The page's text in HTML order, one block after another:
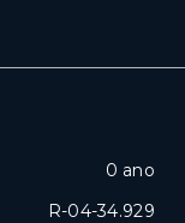
0 ano
R-04-34.929